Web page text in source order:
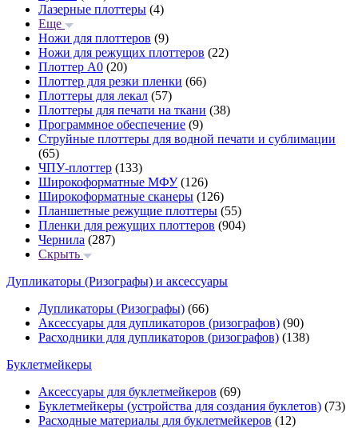
Лазерные плоттеры (4)
Еще
Ножи для плоттеров (9)
Ножи для режущих плоттеров (22)
Плоттер А0 (20)
Плоттер для резки пленки (66)
Плоттеры для лекал (57)
Плоттеры для печати на ткани (38)
Программное обеспечение (9)
Струйные плоттеры для водной печати и сублимации
(65)
ЧПУ-плоттер (133)
Широкоформатные МФУ(126)
Широкоформатные сканеры (126)
Планшетные режущие плоттеры (55)
Пленки для режущих плоттеров (904)
Чернила (287)
Скрыть
Дупликаторы (Ризографы) и аксессуары
Дупликаторы (Ризографы) (66)
Аксессуары для дупликаторов (ризографов) (90)
Расходники для дупликаторов (ризографов) (138)
Буклетмейкеры
Аксессуары для буклетмейкеров (69)
Буклетмейкеры (устройства для создания буклетов) (73)
Расходные материалы для буклетмейкеров (12)